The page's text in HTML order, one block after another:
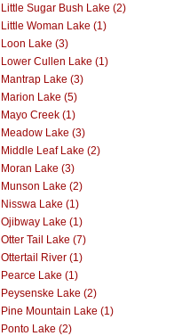
Little Sugar Bush Lake (2)
Little Woman Lake (1)
Loon Lake (3)
Lower Cullen Lake (1)
Mantrap Lake (3)
Marion Lake (5)
Mayo Creek (1)
Meadow Lake (3)
Middle Leaf Lake (2)
Moran Lake (3)
Munson Lake (2)
Nisswa Lake (1)
Ojibway Lake (1)
Otter Tail Lake (7)
Ottertail River (1)
Pearce Lake (1)
Peysenske Lake (2)
Pine Mountain Lake (1)
Ponto Lake (2)